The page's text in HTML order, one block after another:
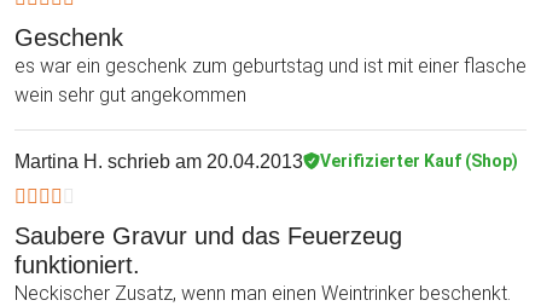
Geschenk
es war ein geschenk zum geburtstag und ist mit einer flasche
wein sehr gut angekommen
Martina H. schrieb am 20.04.2013 Verifizierter Kauf (Shop)
Saubere Gravur und das Feuerzeug
funktioniert.
Neckischer Zusatz, wenn man einen Weintrinker beschenkt.